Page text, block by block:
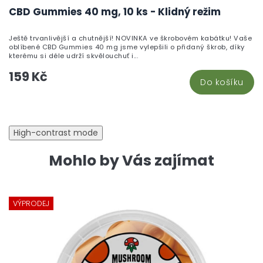
CBD Gummies 40 mg, 10 ks - Klidný režim
159 Kč Do košíku
Ještě trvanlivější a chutnější! NOVINKA ve škrobovém kabátku! Vaše
oblíbené CBD Gummies 40 mg jsme vylepšili o přidaný škrob, díky
kterému si déle udrží skvělouchuť i...
High-contrast mode
Mohlo by Vás zajímat
VÝPRODEJ